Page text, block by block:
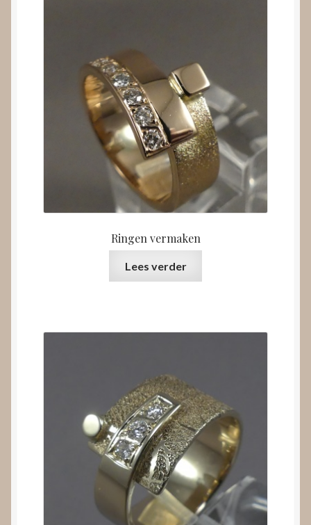
Ringen vermaken
Lees verder